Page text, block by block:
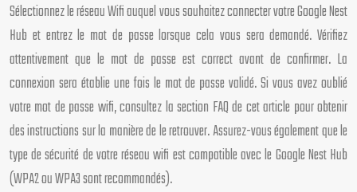
Sélectionnez le réseau Wifi auquel vous souhaitez connecter votre Google Nest
Hub et entrez le mot de passe lorsque cela vous sera demandé. Vérifiez
attentivement que le mot de passe est correct avant de confirmer. La
connexion sera établie une fois le mot de passe validé. Si vous avez oublié
votre mot de passe wifi, consultez la section FAQ de cet article pour obtenir
des instructions sur la manière de le retrouver. Assurez-vous également que le
type de sécurité de votre réseau wifi est compatible avec le Google Nest Hub
(WPA2 ou WPA3 sont recommandés).